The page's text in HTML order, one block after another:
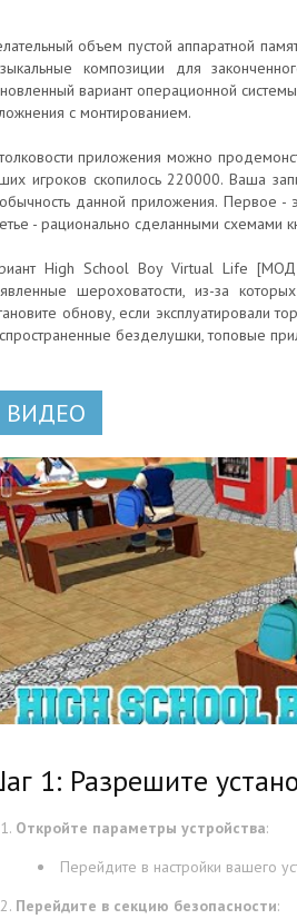
объем пустой аппаратной
композиции для
вариант операционной
с монтированием.
приложения можно
игроков скопилось 220000. Ваша
данной приложения. Первое -
- рационально сделанными схемами
High School Boy Virtual Life
шероховатости, из-за
обнову, если эксплуатировали
безделушки, топовые
ВИДЕО
1: Разрешите
Откройте параметры устройства:
Перейдите в настройки вашего
Перейдите в секцию безопасности: